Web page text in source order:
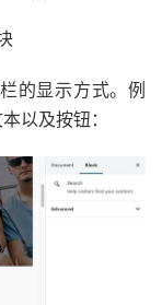
的显示方式。例
以及按钮：